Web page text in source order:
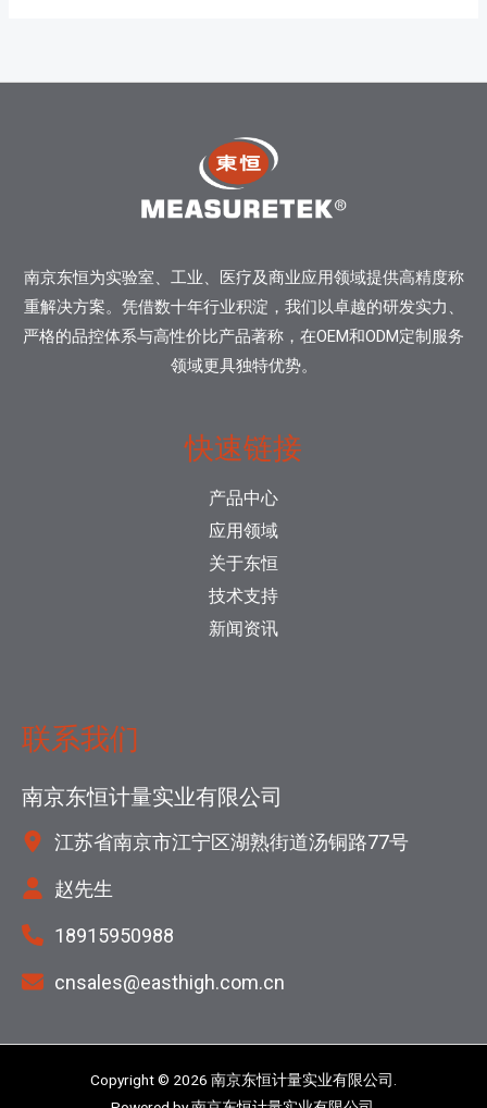
南京东恒为实验室、工业、医疗及商业应用领域提供高精度称
重解决方案。凭借数十年行业积淀，我们以卓越的研发实力、
严格的品控体系与高性价比产品著称，在OEM和ODM定制服务
领域更具独特优势。
快速链接
产品中心
应用领域
关于东恒
技术支持
新闻资讯
联系我们
南京东恒计量实业有限公司
江苏省南京市江宁区湖熟街道汤铜路77号
赵先生
18915950988
cnsales@easthigh.com.cn
Copyright © 2026 南京东恒计量实业有限公司.